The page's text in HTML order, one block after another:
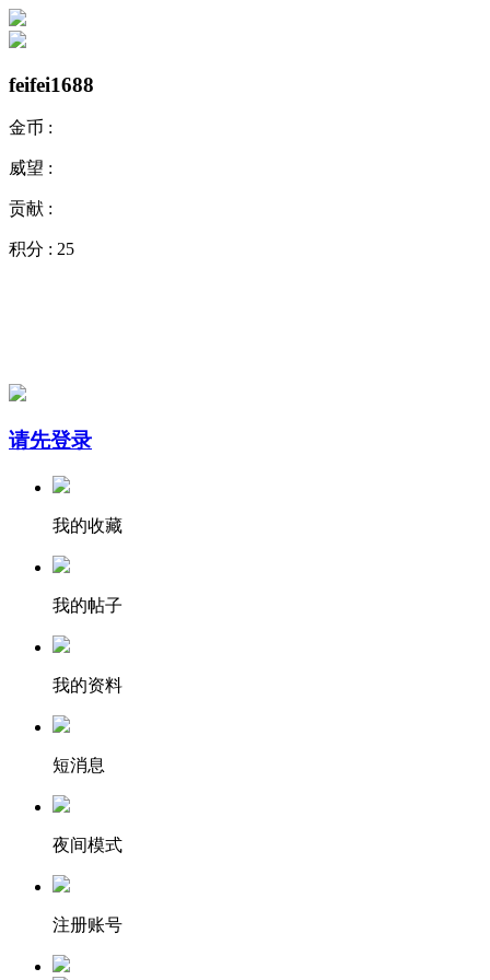
feifei1688
金币 :
威望 :
贡献 :
积分 : 25
请先登录
我的收藏
我的帖子
我的资料
短消息
夜间模式
注册账号